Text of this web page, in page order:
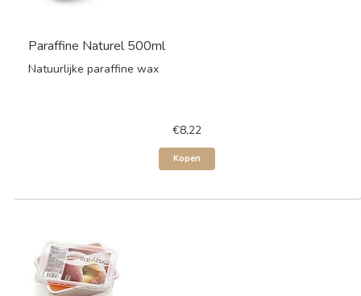
Paraffine Naturel 500ml
Natuurlijke paraffine wax
€8,22
Kopen